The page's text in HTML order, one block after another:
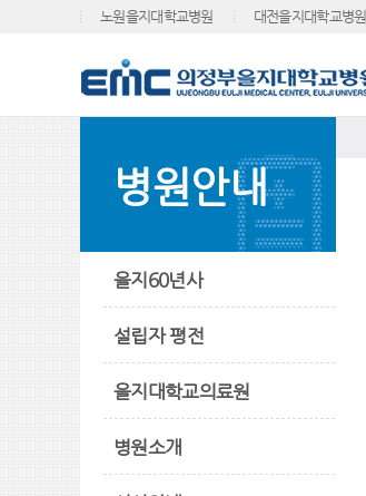
노원을지대학교병원 대전을지대학교병원
병원안내
을지60년사
설립자 평전
을지대학교의료원
병원소개